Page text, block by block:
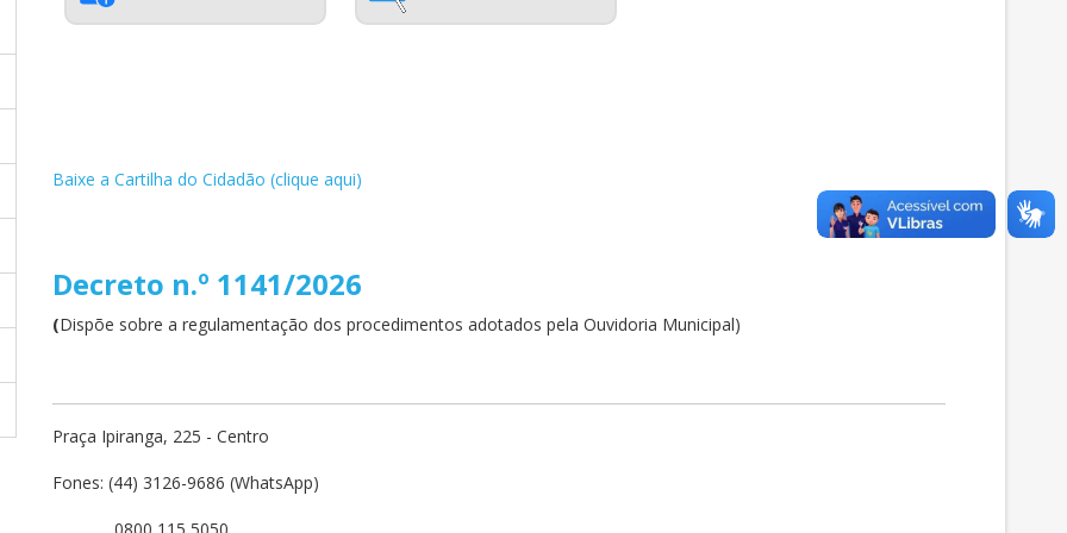
Baixe a Cartilha do Cidadão (clique aqui)
Decreto n.º 1141/2026
(Dispõe sobre a regulamentação dos procedimentos adotados pela Ouvidoria Municipal)
Praça Ipiranga, 225 - Centro
Fones: (44) 3126-9686 (WhatsApp)